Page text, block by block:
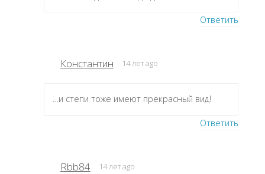
Ответить
Константин 14 лет ago
…и степи тоже имеют прекрасный вид!
Ответить
Rbb84 14 лет ago